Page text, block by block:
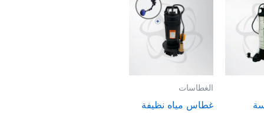
الغطاسات
غطاس مياه نظيفة